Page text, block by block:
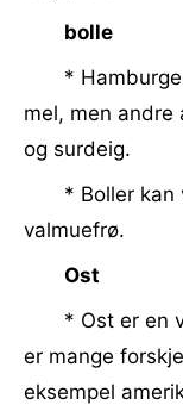
bolle
*
mel, men andre
og surdeig.
* Boller
valmuefrø.
Ost
* Ost er en
er mange
eksempel